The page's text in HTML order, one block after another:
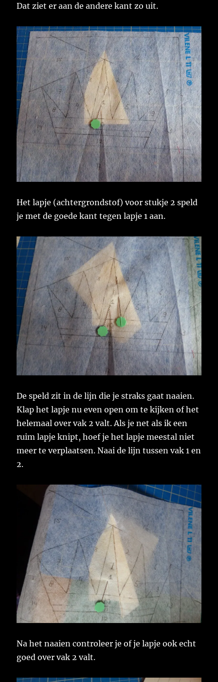
Dat ziet er aan de andere kant zo uit.
Het lapje (achtergrondstof) voor stukje 2 speld
je met de goede kant tegen lapje 1 aan.
De speld zit in de lijn die je straks gaat naaien.
Klap het lapje nu even open om te kijken of het
helemaal over vak 2 valt. Als je net als ik een
ruim lapje knipt, hoef je het lapje meestal niet
meer te verplaatsen. Naai de lijn tussen vak 1 en
2.
Na het naaien controleer je of je lapje ook echt
goed over vak 2 valt.